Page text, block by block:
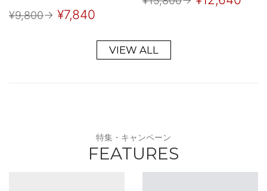
¥9,800→ ¥7,840
VIEW ALL
特集・キャンペーン
FEATURES